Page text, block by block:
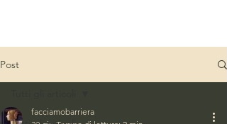
Post
facciamobarriera